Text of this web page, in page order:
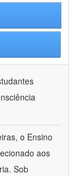
o Ensino
aos
Sob